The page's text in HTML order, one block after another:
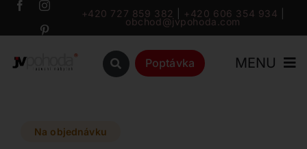
Přeskočit
+420 727 859 382 +420 606 354 934
obchod@jvpohoda.com
Poptávka MENU
Na objednávku